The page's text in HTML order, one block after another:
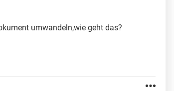
umwandeln,wie geht das?